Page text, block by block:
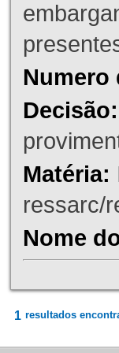
Numero
Decisão:
Matéria:
ressarc/
Nome
1 resultados